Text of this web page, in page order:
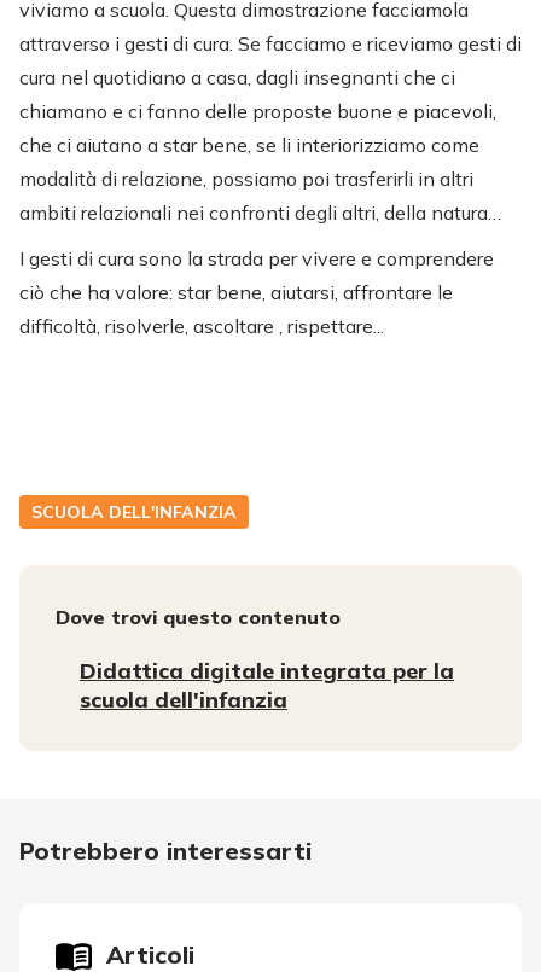
viviamo a scuola. Questa dimostrazione facciamola
attraverso i gesti di cura. Se facciamo e riceviamo gesti di
cura nel quotidiano a casa, dagli insegnanti che ci
chiamano e ci fanno delle proposte buone e piacevoli,
che ci aiutano a star bene, se li interiorizziamo come
modalità di relazione, possiamo poi trasferirli in altri
ambiti relazionali nei confronti degli altri, della natura…
I gesti di cura sono la strada per vivere e comprendere
ciò che ha valore: star bene, aiutarsi, affrontare le
difficoltà, risolverle, ascoltare , rispettare...
SCUOLA DELL'INFANZIA
Dove trovi questo contenuto
Didattica digitale integrata per la
scuola dell'infanzia
Potrebbero interessarti
Articoli